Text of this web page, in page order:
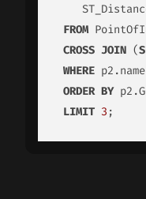
FROM
CROSS JOIN (
WHERE
ORDER BY
LIMIT 3 ;